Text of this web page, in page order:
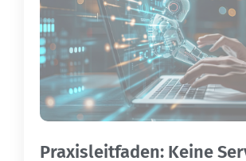
Praxisleitfaden: Keine